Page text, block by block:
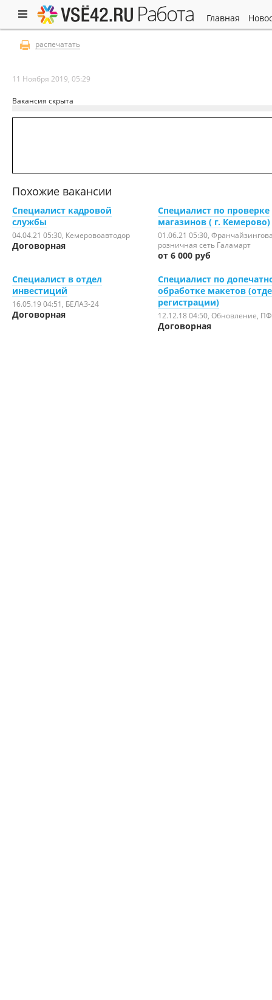
работа главная
распечатать
11 Ноября 2019, 05:29
Вакансия скрыта
Похожие вакансии
Специалист кадровой
службы
04.04.21 05:30 , Кемеровоавтодор
Договорная
Специалист по проверке
магазинов ( г. Кемерово)
01.06.21 05:30 ,
розничная сеть Галамарт
от 6 000 руб
Специалист в отдел
инвестиций
16.05.19 04:51 , БЕЛАЗ-24
Договорная
Специалист по
обработке макетов
регистрации)
12.12.18 04:50 , Обновление,
Договорная